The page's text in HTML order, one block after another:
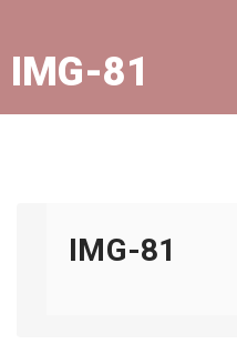
IMG-81
IMG-81